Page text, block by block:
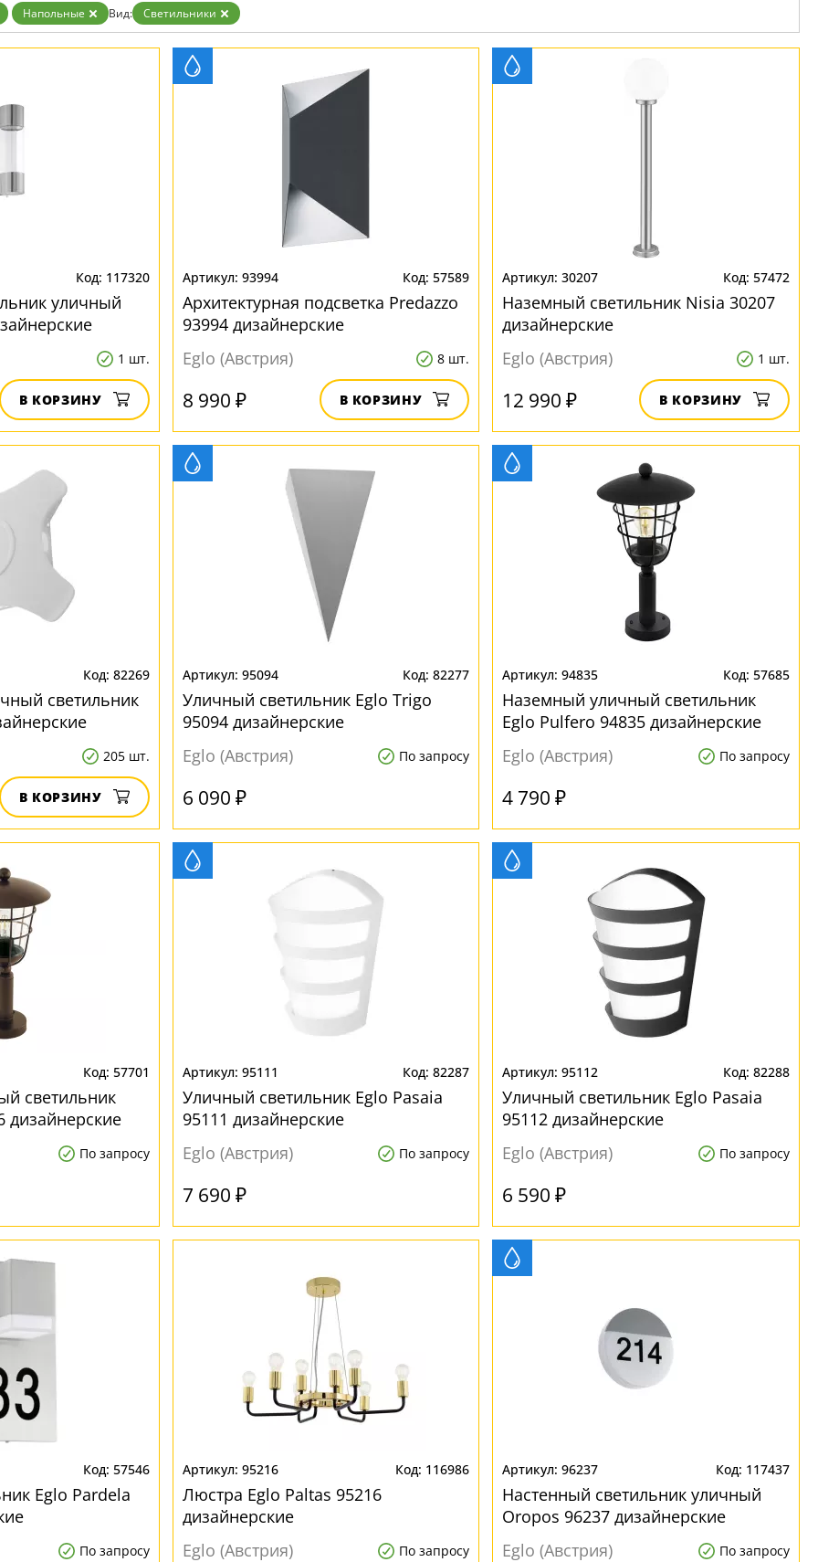
Напольные Вид: Светильники
117320
уличный
1 шт.
В КОРЗИНУ
93994 57589
Архитектурная подсветка Predazzo
93994 дизайнерские
Eglo (Австрия)
8 шт.
8 990 ₽ В КОРЗИНУ
30207 57472
Наземный светильник Nisia 30207
дизайнерские
Eglo (Австрия)
1 шт.
12 990 ₽ В КОРЗИНУ
82269
светильник
205 шт.
В КОРЗИНУ
95094 82277
Уличный светильник Eglo Trigo
95094 дизайнерские
Eglo (Австрия)
По запросу
6 090 ₽
94835 57685
Наземный уличный светильник
Eglo Pulfero 94835 дизайнерские
Eglo (Австрия)
По запросу
4 790 ₽
57701
светильник
дизайнерские
По запросу
95111 82287
Уличный светильник Eglo Pasaia
95111 дизайнерские
Eglo (Австрия)
По запросу
7 690 ₽
95112 82288
Уличный светильник Eglo Pasaia
95112 дизайнерские
Eglo (Австрия)
По запросу
6 590 ₽
57546
Eglo Pardela
По запросу
95216 116986
Люстра Eglo Paltas 95216
дизайнерские
Eglo (Австрия)
По запросу
96237 117437
Настенный светильник уличный
Oropos 96237 дизайнерские
Eglo (Австрия)
По запросу